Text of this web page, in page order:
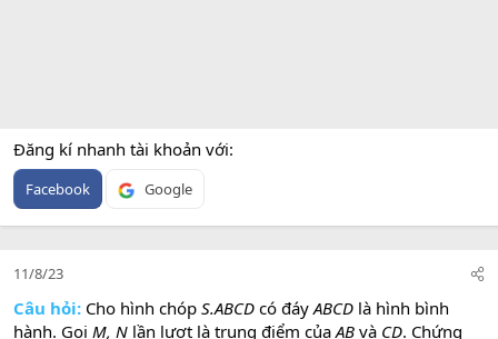
Đăng kí nhanh tài khoản với
Facebook Google
11/8/23
Câu hỏi: Cho hình chóp S.ABCD có đáyABCD là hình bình
hành. Gọi M, N lần lượt là trung điểm củaAB và CD. Chứng